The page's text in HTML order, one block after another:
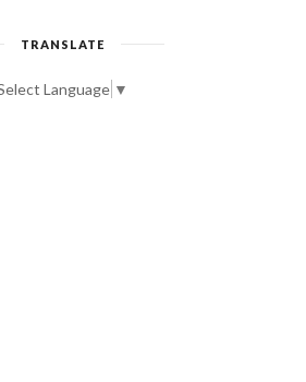
TRANSLATE
Language ▼